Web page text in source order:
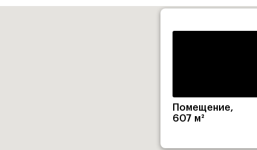
Помещение,
607 м²